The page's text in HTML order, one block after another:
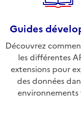
Guides
Découvrez
les différentes
extensions pour
des données
environnements